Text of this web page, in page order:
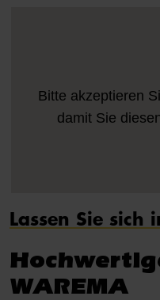
Bitte akzeptieren
damit Sie
Lassen Sie sich
WAREMA